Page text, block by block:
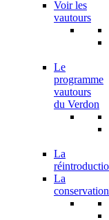
Voir les
vautours
Le
programme
vautours
du Verdon
La
La
conservation